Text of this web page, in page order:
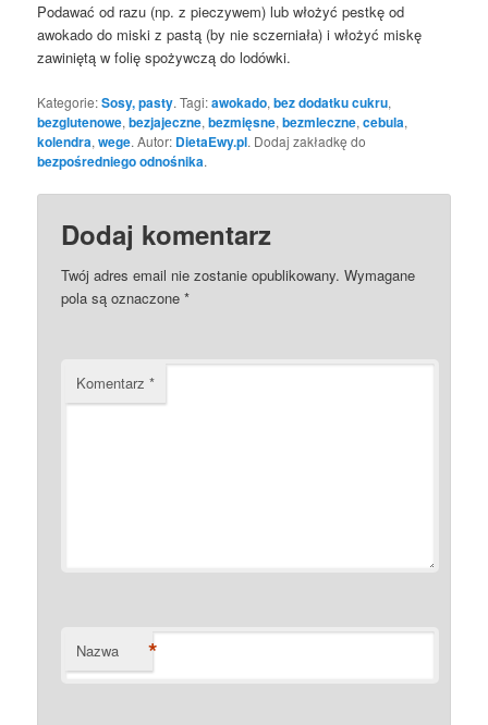
Podawać od razu (np. z pieczywem) lub włożyć pestkę od
awokado do miski z pastą (by nie sczerniała) i włożyć miskę
zawiniętą w folię spożywczą do lodówki.
Kategorie:Sosy, pasty. Tagi:awokado,bez dodatku cukru,
bezglutenowe,bezjajeczne,bezmięsne,bezmleczne,cebula,
kolendra,wege. Autor: DietaEwy.pl. Dodaj zakładkę do
bezpośredniego odnośnika.
Dodaj komentarz
Twój adres email nie zostanie opublikowany. Wymagane
pola są oznaczone*
Komentarz*
Nazwa *